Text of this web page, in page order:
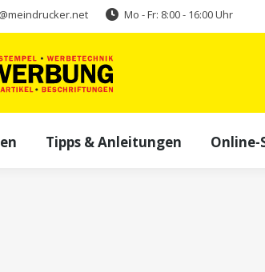
Mo - Fr: 8:00 - 16:00 Uhr
Tipps & Anleitungen Online-